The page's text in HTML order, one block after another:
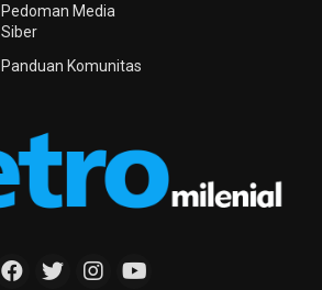
Pedoman Media
Siber
Panduan Komunitas